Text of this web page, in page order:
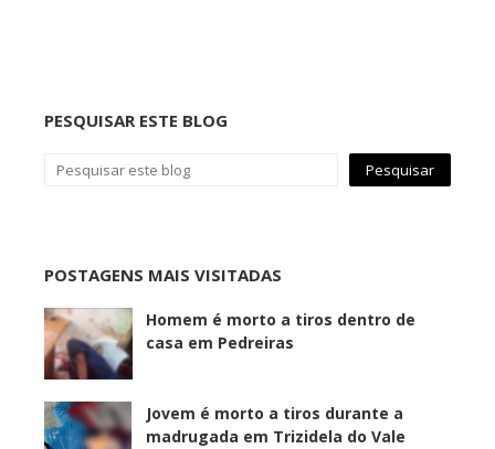
PESQUISAR ESTE BLOG
POSTAGENS MAIS VISITADAS
Homem é morto a tiros dentro de
casa em Pedreiras
Jovem é morto a tiros durante a
madrugada em Trizidela do Vale